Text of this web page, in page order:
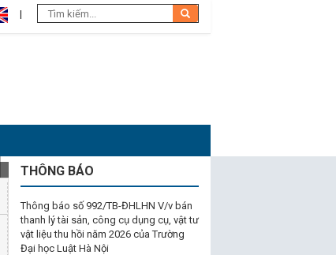
THÔNG BÁO
Thông báo số 992/TB-ĐHLHN V/v bán
thanh lý tài sản, công cụ dụng cụ, vật tư
vật liệu thu hồi năm 2026 của Trường
Đại học Luật Hà Nội